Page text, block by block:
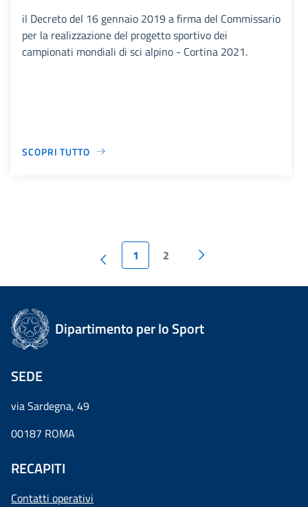
il Decreto del 16 gennaio 2019 a firma del Commissario
per la realizzazione del progetto sportivo dei
campionati mondiali di sci alpino - Cortina 2021.
SCOPRI TUTTO
1 2
Dipartimento per lo Sport
SEDE
via Sardegna, 49
00187 ROMA
RECAPITI
Contatti operativi